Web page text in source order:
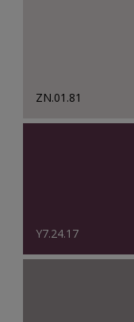
ZN.01.81
Y7.24.17